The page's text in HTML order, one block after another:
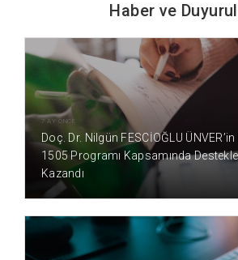
Haber ve
7 AY ÖNCE
Doç. Dr. Nilgün FESCİOĞLU
1505 Programı Kapsamında
Kazandı